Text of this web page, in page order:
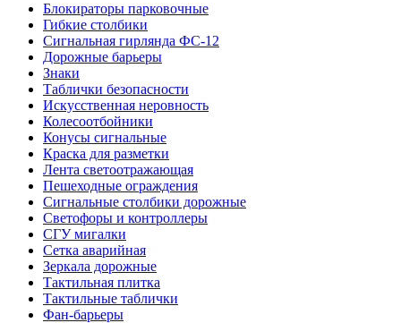
Блокираторы парковочные
Гибкие столбики
Сигнальная гирлянда ФС-12
Дорожные барьеры
Знаки
Таблички безопасности
Искусственная неровность
Колесоотбойники
Конусы сигнальные
Краска для разметки
Лента светоотражающая
Пешеходные ограждения
Сигнальные столбики дорожные
Светофоры и контроллеры
СГУ мигалки
Cетка аварийная
Зеркала дорожные
Тактильная плитка
Тактильные таблички
Фан-барьеры